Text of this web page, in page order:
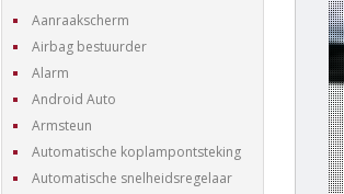
Aanraakscherm
Airbag bestuurder
Alarm
Android Auto
Armsteun
Automatische koplampontsteking
Automatische snelheidsregelaar